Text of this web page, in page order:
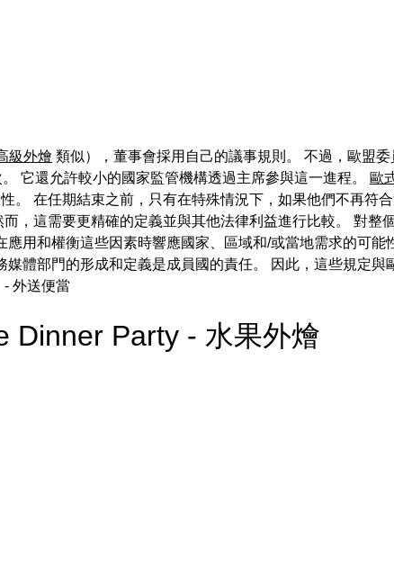
級外燴 類似），董事會採用自己的議事規則。 不過，歐盟
它還允許較小的國家監管機構透過主席參與這一進程。
歐
。 在任期結束之前，只有在特殊情況下，如果他們不再符
，這需要更精確的定義並與其他法律利益進行比較。 對整
應用和權衡這些因素時響應國家、區域和/或當地需求的可能
媒體部門的形成和定義是成員國的責任。 因此，這些規定
- 外送便當
Dinner Party - 水果外燴